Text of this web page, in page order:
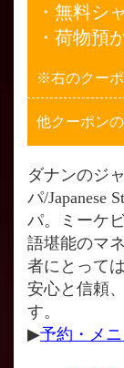
・無料シ
・荷物預
※右のクーポ
他クーポン
ダナンのジ
パ/Japanese
パ。ミーケ
語堪能のマ
者にとって
安心と信頼
す。
▶予約・メ